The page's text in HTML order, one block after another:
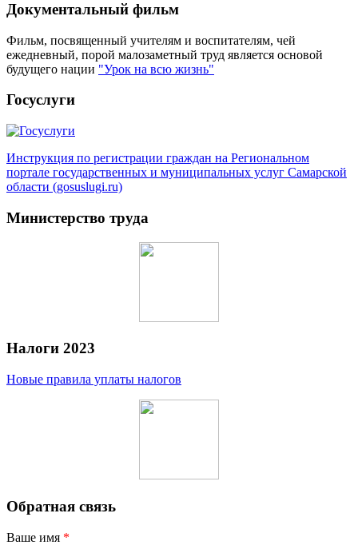
Документальный фильм
Фильм, посвященный учителям и воспитателям, чей
ежедневный, порой малозаметный труд является основой
будущего нации "Урок на всю жизнь"
Госуслуги
Инструкция по регистрации граждан на Региональном
портале государственных и муниципальных услуг Самарской
области (gosuslugi.ru)
Министерство труда
Налоги 2023
Новые правила уплаты налогов
Обратная связь
Ваше имя *